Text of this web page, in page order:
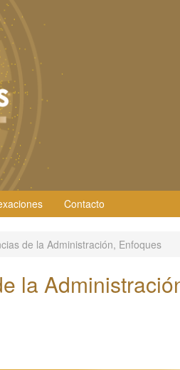
Contacto
de la Administración, Enfoques
la